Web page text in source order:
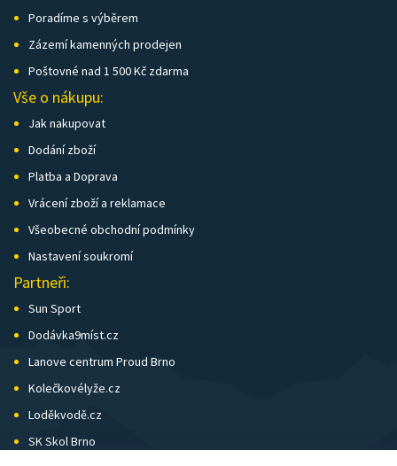
Poradíme s výběrem
Zázemí kamenných prodejen
Poštovné nad 1 500 Kč zdarma
Vše o nákupu:
Jak nakupovat
Dodání zboží
Platba a Doprava
Vrácení zboží a reklamace
Všeobecné obchodní podmínky
Nastavení soukromí
Partneři:
Sun Sport
Dodávka9míst.cz
Lanove centrum Proud Brno
Kolečkovélyže.cz
Loděkvodě.cz
SK Skol Brno